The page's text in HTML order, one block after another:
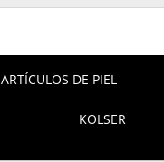
ARTÍCULOS DE PIEL
KOLSER